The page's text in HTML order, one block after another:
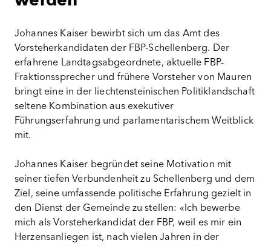
Johannes Kaiser bewirbt sich um das Amt des
Vorsteherkandidaten der FBP-Schellenberg. Der
erfahrene Landtagsabgeordnete, aktuelle FBP-
Fraktionssprecher und frühere Vorsteher von Mauren
bringt eine in der liechtensteinischen Politiklandschaft
seltene Kombination aus exekutiver
Führungserfahrung und parlamentarischem Weitblick
mit.
Johannes Kaiser begründet seine Motivation mit
seiner tiefen Verbundenheit zu Schellenberg und dem
Ziel, seine umfassende politische Erfahrung gezielt in
den Dienst der Gemeinde zu stellen: «Ich bewerbe
mich als Vorsteherkandidat der FBP, weil es mir ein
Herzensanliegen ist, nach vielen Jahren in der